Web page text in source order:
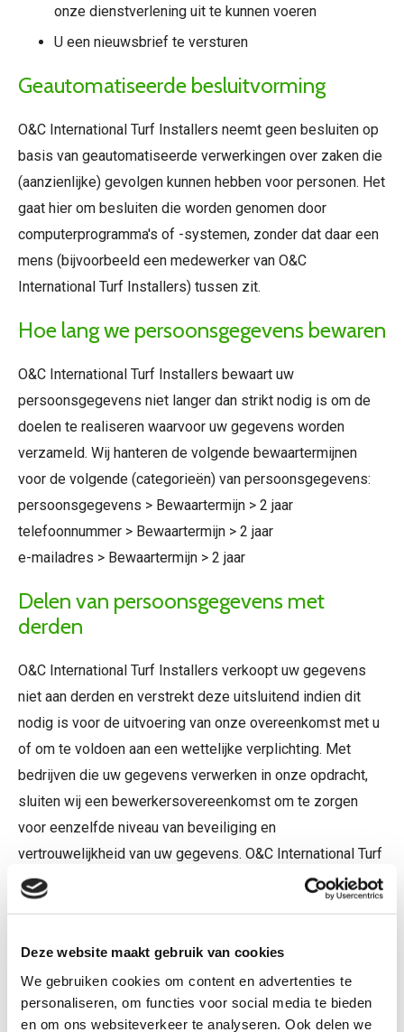
Deze website maakt gebruik van cookies
We gebruiken cookies om content en advertenties te
personaliseren, om functies voor social media te bieden
en om ons websiteverkeer te analyseren. Ook delen we
onze dienstverlening uit te kunnen voeren
U een nieuwsbrief te versturen
Geautomatiseerde besluitvorming
O&C International Turf Installers neemt geen besluiten op
basis van geautomatiseerde verwerkingen over zaken die
(aanzienlijke) gevolgen kunnen hebben voor personen. Het
gaat hier om besluiten die worden genomen door
computerprogramma's of -systemen, zonder dat daar een
mens (bijvoorbeeld een medewerker van O&C
International Turf Installers) tussen zit.
Hoe lang we persoonsgegevens bewaren
O&C International Turf Installers bewaart uw
persoonsgegevens niet langer dan strikt nodig is om de
doelen te realiseren waarvoor uw gegevens worden
verzameld. Wij hanteren de volgende bewaartermijnen
voor de volgende (categorieën) van persoonsgegevens:
persoonsgegevens > Bewaartermijn > 2 jaar
telefoonnummer > Bewaartermijn > 2 jaar
e-mailadres > Bewaartermijn > 2 jaar
Delen van persoonsgegevens met
derden
O&C International Turf Installers verkoopt uw gegevens
niet aan derden en verstrekt deze uitsluitend indien dit
nodig is voor de uitvoering van onze overeenkomst met u
of om te voldoen aan een wettelijke verplichting. Met
bedrijven die uw gegevens verwerken in onze opdracht,
sluiten wij een bewerkersovereenkomst om te zorgen
voor eenzelfde niveau van beveiliging en
vertrouwelijkheid van uw gegevens. O&C International Turf
Installers blijft verantwoordelijk voor deze verwerkingen.
Cookies of vergelijkbare technieken die
wij gebruiken
O&C International Turf Installers gebruikt functionele,
analytische en tracking cookies. Een cookie is een klein